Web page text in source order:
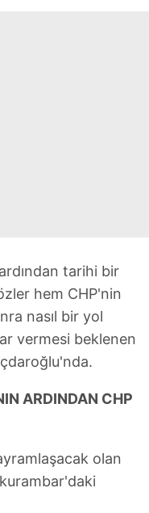
tarihi bir
hem CHP'nin
nasıl bir yol
vermesi beklenen
ARDINDAN CHP
olan